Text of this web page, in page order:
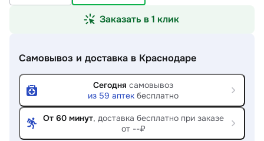
Заказать в 1 клик
Самовывоз и доставка в Краснодаре
Сегодня самовывоз
из 59 аптек бесплатно
От 60 минут, доставка бесплатно при заказе
от --₽